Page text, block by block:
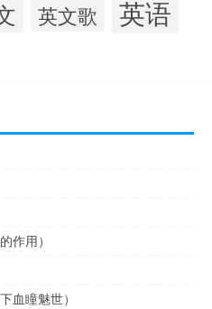
英文歌 英语
作用）
血瞳魅世）